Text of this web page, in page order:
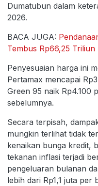
Dumatubun dalam
2026.
BACA JUGA:
Tembus Rp66,25 Triliun
Penyesuaian harga ini
Pertamax mencapai
Green 95 naik Rp4.100
sebelumnya.
Secara terpisah,
mungkin terlihat tidak
kenaikan bunga kredit,
tekanan inflasi terjadi
pengeluaran bulanan
lebih dari Rp1,1 juta per